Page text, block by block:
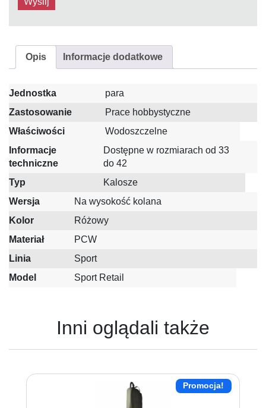
Opis Informacje dodatkowe
Jednostka
para
Zastosowanie
Prace hobbystyczne
Właściwości
Wodoszczelne
Informacje
techniczne
Dostępne w rozmiarach od 33
do 42
Typ
Kalosze
Wersja
Na wysokość kolana
Kolor
Różowy
Materiał
PCW
Linia
Sport
Model
Sport Retail
Inni oglądali także
Promocja!